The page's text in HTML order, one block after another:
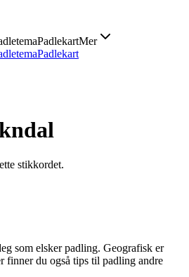
PadlekartMer
Padlekart
stikkordet.
som elsker padling. Geografisk er
finner du også tips til padling andre